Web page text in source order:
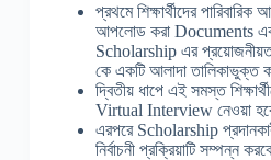
প্রথমে শিক্ষার্থীদের পারিবারিক
আপলোড করা Documents এবং
Scholarship এর প্রয়োজনীয়তা
কে একটি আলাদা তালিকাভুক্ত
দ্বিতীয় ধাপে এই সমস্ত
Virtual Interview নেওয়া
এরপরে Scholarship
নির্বাচনী প্রক্রিয়াটি সম্পন্ন